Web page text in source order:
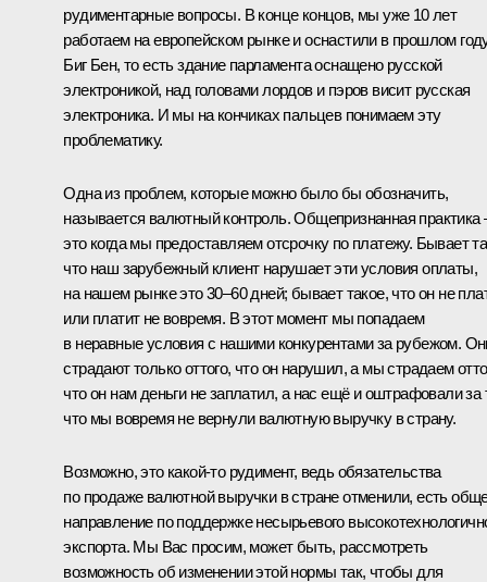
рудиментарные вопросы. В конце концов, мы уже 10 лет
работаем на европейском рынке и оснастили в прошлом
Биг Бен, то есть здание парламента оснащено русской
электроникой, над головами лордов и пэров висит русская
электроника. И мы на кончиках пальцев понимаем эту
проблематику.
Одна из проблем, которые можно было бы обозначить,
называется валютный контроль. Общепризнанная практика
это когда мы предоставляем отсрочку по платежу. Бывает
что наш зарубежный клиент нарушает эти условия оплаты,
на нашем рынке это 30–60 дней; бывает такое, что он не
или платит не вовремя. В этот момент мы попадаем
в неравные условия с нашими конкурентами за рубежом.
страдают только оттого, что он нарушил, а мы страдаем
что он нам деньги не заплатил, а нас ещё и оштрафовали за
что мы вовремя не вернули валютную выручку в страну.
Возможно, это какой‑то рудимент, ведь обязательства
по продаже валютной выручки в стране отменили, есть
направление по поддержке несырьевого
экспорта. Мы Вас просим, может быть, рассмотреть
возможность об изменении этой нормы так, чтобы для